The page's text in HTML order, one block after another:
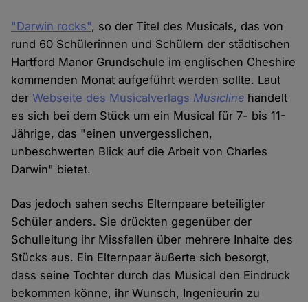
"Darwin rocks", so der Titel des Musicals, das von
rund 60 Schülerinnen und Schülern der städtischen
Hartford Manor Grundschule im englischen Cheshire
kommenden Monat aufgeführt werden sollte. Laut
derWebseite des Musicalverlags Musicline handelt
es sich bei dem Stück um ein Musical für 7- bis 11-
Jährige, das "einen unvergesslichen,
unbeschwerten Blick auf die Arbeit von Charles
Darwin" bietet.
Das jedoch sahen sechs Elternpaare beteiligter
Schüler anders. Sie drückten gegenüber der
Schulleitung ihr Missfallen über mehrere Inhalte des
Stücks aus. Ein Elternpaar äußerte sich besorgt,
dass seine Tochter durch das Musical den Eindruck
bekommen könne, ihr Wunsch, Ingenieurin zu